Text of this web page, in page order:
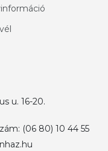
u. 16-20.
(06 80) 10 44 55